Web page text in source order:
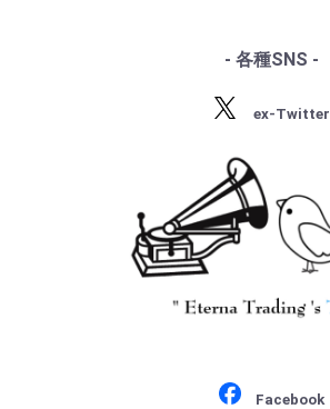
・マーラー
・R.シュトラウス
・シベリウス
・スクリャービン
・ラフマニノフ
・ラヴェル
・バルトーク
・ストラヴィンスキー
・プロコフィエフ
・ショスタコーヴィチ
- 各種SNS -
ex-Twitter
Facebook